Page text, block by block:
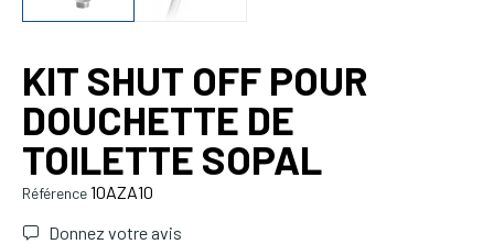
KIT SHUT OFF POUR
DOUCHETTE DE
TOILETTE SOPAL
Référence10AZA10
Donnez votre avis